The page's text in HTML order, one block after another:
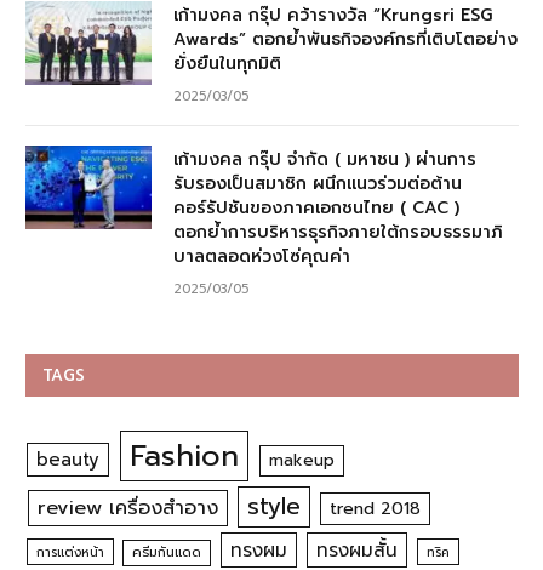
เก้ามงคล กรุ๊ป คว้ารางวัล “Krungsri ESG
Awards” ตอกย้ำพันธกิจองค์กรที่เติบโตอย่าง
ยั่งยืนในทุกมิติ
2025/03/05
เก้ามงคล กรุ๊ป จำกัด ( มหาชน ) ผ่านการ
รับรองเป็นสมาชิก ผนึกแนวร่วมต่อต้าน
คอร์รัปชันของภาคเอกชนไทย ( CAC )
ตอกย้ำการบริหารธุรกิจภายใต้กรอบธรรมาภิ
บาลตลอดห่วงโซ่คุณค่า
2025/03/05
TAGS
beauty Fashion makeup
review เครื่องสำอาง style trend 2018
การแต่งหน้า ครีมกันแดด ทรงผม ทรงผมสั้น ทริค